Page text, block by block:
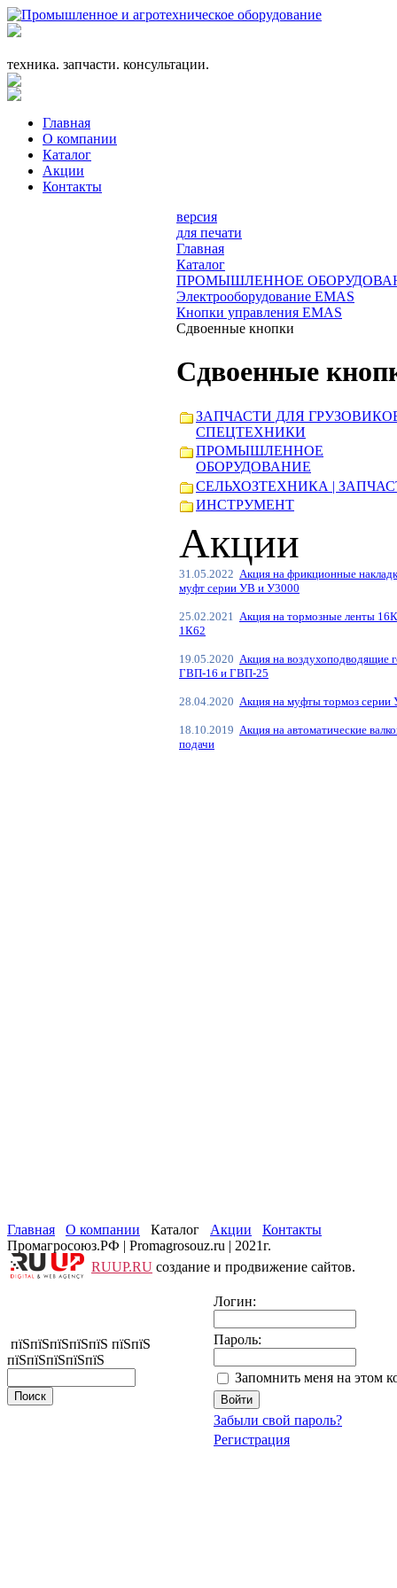
техника. запчасти. консультации.
Главная
О компании
Каталог
Акции
Контакты
версия
для печати
Главная
Каталог
ПРОМЫШЛЕННОЕ
Электрооборудование EMAS
Кнопки управления EMAS
Сдвоенные кнопки
Сдвоенные
ЗАПЧАСТИ ДЛЯ
СПЕЦТЕХНИКИ
ПРОМЫШЛЕННОЕ
ОБОРУДОВАНИЕ
СЕЛЬХОЗТЕХНИКА |
ИНСТРУМЕНТ
Акции
31.05.2022 Акция на фрикционные
муфт серии УВ и У3000
25.02.2021 Акция на тормозные ленты
1К62
19.05.2020 Акция на воздухоподводящие
ГВП-16 и ГВП-25
28.04.2020 Акция на муфты тормоз серии
18.10.2019 Акция на автоматические
подачи
Главная О компании Каталог Акции
Контакты
Промагросоюз.РФ | Promagrosouz.ru | 2021г.
RUUP.RU создание и продвижение сайтов.
пїЅпїЅпїЅпїЅпїЅ пїЅпїЅ
пїЅпїЅпїЅпїЅпїЅ
Логин:
Пароль:
Запомнить меня на этом
Забыли свой пароль?
Регистрация